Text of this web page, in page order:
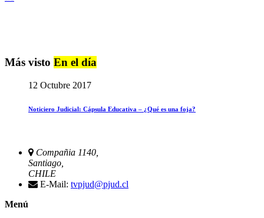
Más visto En el día
12 Octubre 2017
Noticiero Judicial: Cápsula Educativa – ¿Qué es una foja?
Compañia 1140,
Santiago,
CHILE
E-Mail: tvpjud@pjud.cl
Menú